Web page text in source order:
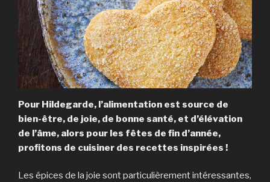
Pour Hildegarde, l’alimentation est source de
bien-être, de joie, de bonne santé, et d’élévation
de l’âme, alors pour les fêtes de fin d’année,
profitons de cuisiner des recettes inspirées !
Les épices de la joie sont particulièrement intéressantes,